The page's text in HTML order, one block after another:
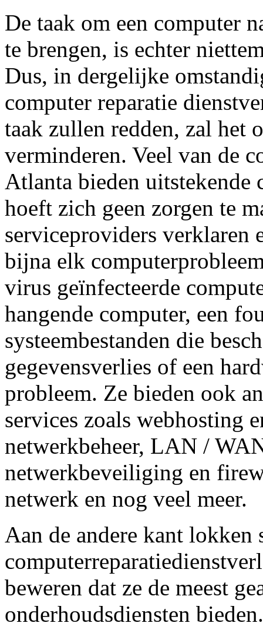
De taak om een ​​computer
te brengen, is echter
Dus, in dergelijke
computer reparatie
taak zullen redden, zal het
verminderen. Veel van de
Atlanta bieden uitstekende
hoeft zich geen zorgen te
serviceproviders verklaren
bijna elk
virus geïnfecteerde
hangende computer, een
systeembestanden die
gegevensverlies of een
probleem. Ze bieden ook
services zoals webhosting
netwerkbeheer, LAN /
netwerkbeveiliging en
netwerk en nog veel meer.
Aan de andere kant lokken
beweren dat ze de meest
onderhoudsdiensten